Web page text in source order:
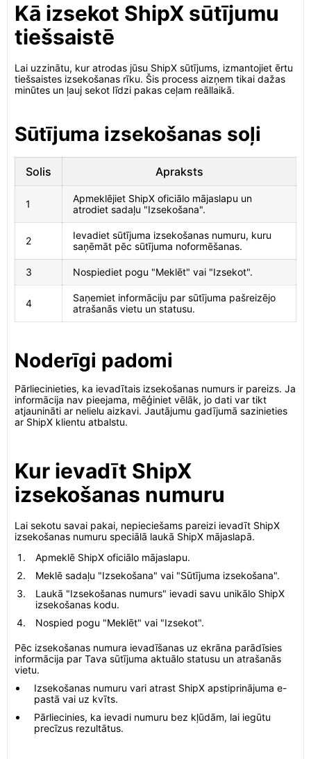
Kā izsekot ShipX sūtījumu
tiešsaistē
Lai uzzinātu, kur atrodas jūsu ShipX sūtījums, izmantojiet ērtu
tiešsaistes izsekošanas rīku. Šis process aizņem tikai dažas
minūtes un ļauj sekot līdzi pakas ceļam reāllaikā.
Sūtījuma izsekošanas soļi
Solis Apraksts
1
Apmeklējiet ShipX oficiālo mājaslapu un
atrodiet sadaļu "Izsekošana".
2
Ievadiet sūtījuma izsekošanas numuru, kuru
saņēmāt pēc sūtījuma noformēšanas.
3 Nospiediet pogu "Meklēt" vai "Izsekot".
4
Saņemiet informāciju par sūtījuma pašreizējo
atrašanās vietu un statusu.
Noderīgi padomi
Pārliecinieties, ka ievadītais izsekošanas numurs ir pareizs. Ja
informācija nav pieejama, mēģiniet vēlāk, jo dati var tikt
atjaunināti ar nelielu aizkavi. Jautājumu gadījumā sazinieties
ar ShipX klientu atbalstu.
Kur ievadīt ShipX
izsekošanas numuru
Lai sekotu savai pakai, nepieciešams pareizi ievadīt ShipX
izsekošanas numuru speciālā laukā ShipX mājaslapā.
Apmeklē ShipX oficiālo mājaslapu.
Meklē sadaļu "Izsekošana" vai "Sūtījuma izsekošana".
Laukā "Izsekošanas numurs" ievadi savu unikālo ShipX
izsekošanas kodu.
Nospied pogu "Meklēt" vai "Izsekot".
Pēc izsekošanas numura ievadīšanas uz ekrāna parādīsies
informācija par Tava sūtījuma aktuālo statusu un atrašanās
vietu.
Izsekošanas numuru vari atrast ShipX apstiprinājuma e-
pastā vai uz kvīts.
Pārliecinies, ka ievadi numuru bez kļūdām, lai iegūtu
precīzus rezultātus.